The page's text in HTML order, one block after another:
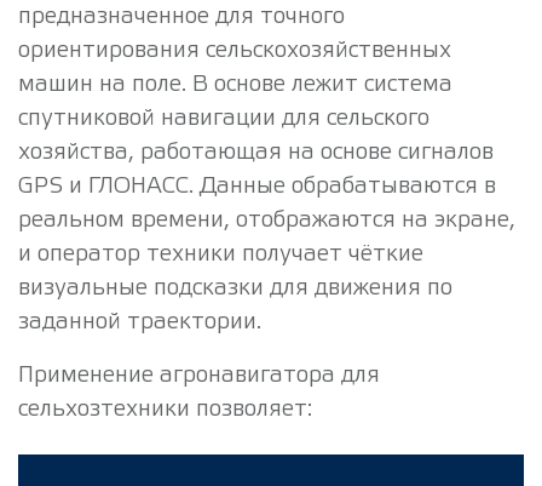
предназначенное для точного
ориентирования сельскохозяйственных
машин на поле. В основе лежит система
спутниковой навигации для сельского
хозяйства, работающая на основе сигналов
GPS и ГЛОНАСС. Данные обрабатываются в
реальном времени, отображаются на экране,
и оператор техники получает чёткие
визуальные подсказки для движения по
заданной траектории.
Применение агронавигатора для
сельхозтехники позволяет: